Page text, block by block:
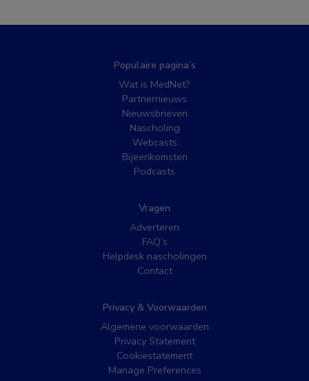
Populaire pagina’s
Wat is MedNet?
Partnernieuws
Nieuwsbrieven
Nascholing
Webcasts
Bijeenkomsten
Podcasts
Vragen
Adverteren
FAQ’s
Helpdesk nascholingen
Contact
Privacy & Voorwaarden
Algemene voorwaarden
Privacy Statement
Cookiestatement
Manage Preferences